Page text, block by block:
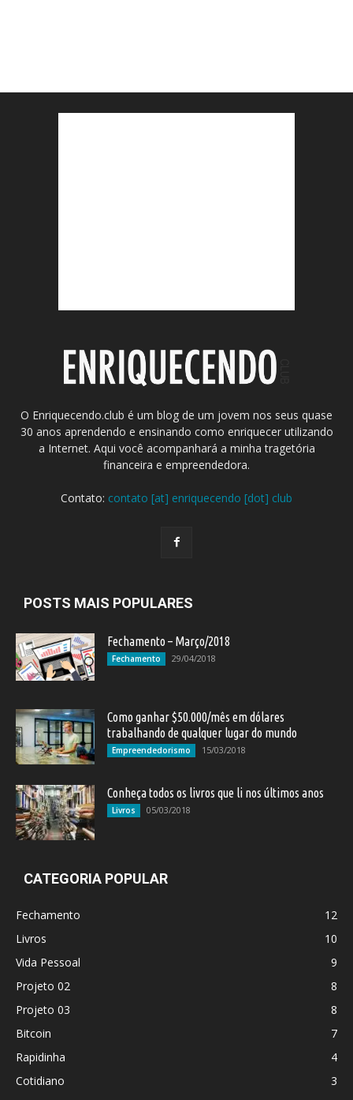
O Enriquecendo.club é um blog de um jovem nos seus quase
30 anos aprendendo e ensinando como enriquecer utilizando
a Internet. Aqui você acompanhará a minha tragetória
financeira e empreendedora.
Contato: contato [at] enriquecendo [dot] club
POSTS MAIS POPULARES
Fechamento – Março/2018
Fechamento 29/04/2018
Como ganhar $50.000/mês em dólares
trabalhando de qualquer lugar do mundo
Empreendedorismo 15/03/2018
Conheça todos os livros que li nos últimos anos
Livros 05/03/2018
CATEGORIA POPULAR
Fechamento
12
Livros
10
Vida Pessoal
9
Projeto 02
8
Projeto 03
8
Bitcoin
7
Rapidinha
4
Cotidiano
3